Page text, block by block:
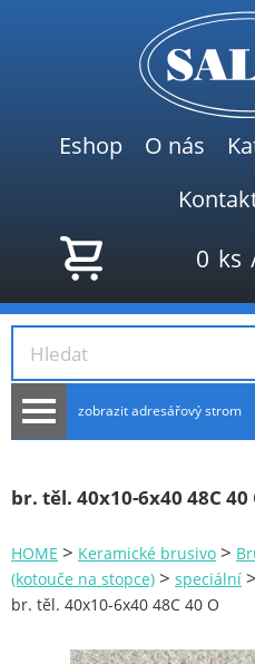
Eshop O nás
0 ks
zobrazit adresářový strom
NOVINKY
Plachty
Žebříky a schůdky
Stavební míchačky
br. těl. 40x10-6x40 48C 40
HOME > Keramické brusivo >
(kotouče na stopce) > speciální >
br. těl. 40x10-6x40 48C 40 O